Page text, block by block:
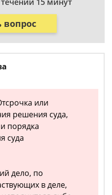
вопрос
или
решения суда,
порядка
суда
дело, по
в деле,